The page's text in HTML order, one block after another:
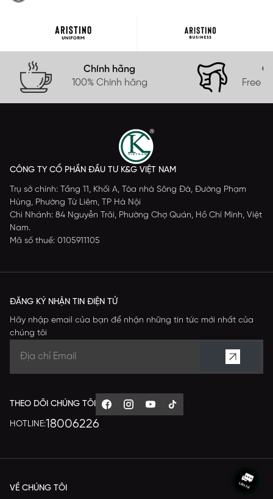
Chính hãng
100% Chính hãng
Free
CÔNG TY CỔ PHẦN ĐẦU TƯ K&G VIỆT NAM
Trụ sở chính: Tầng 11, Khối A, Tòa nhà Sông Đà, Đường Phạm
Hùng, Phường Từ Liêm, TP Hà Nội
Chi Nhánh: 84 Nguyễn Trãi, Phường Chợ Quán, Hồ Chí Minh, Việt
Nam.
Mã số thuế: 0105911105
ĐĂNG KÝ NHẬN TIN ĐIỆN TỬ
Hãy nhập email của bạn để nhận những tin tức mới nhất của
chúng tôi
THEO DÕI CHÚNG TÔI
HOTLINE:18006226
VỀ CHÚNG TÔI